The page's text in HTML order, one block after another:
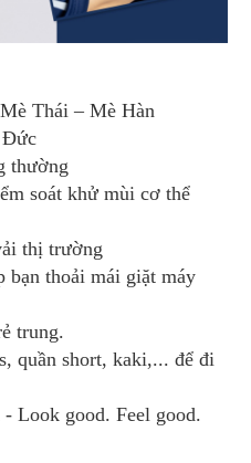
Thái – Mè Hàn
Đức
thường
soát khử mùi cơ thể
thị trường
bạn thoải mái giặt máy
trung.
quần short, kaki,... để đi
Look good. Feel good.